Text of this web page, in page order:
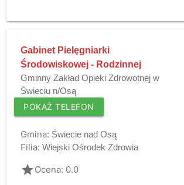
Gabinet Pielęgniarki
Środowiskowej - Rodzinnej
Gminny Zakład Opieki Zdrowotnej w
Świeciu n/Osą
POKAŻ TELEFON
Gmina: Świecie nad Osą
Filia: Wiejski Ośrodek Zdrowia
gradeOcena: 0.0